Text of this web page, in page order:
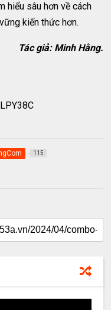
hiểu sâu hơn về cách
kiến thức hơn.
Tác giả: Minh Hằng.
115